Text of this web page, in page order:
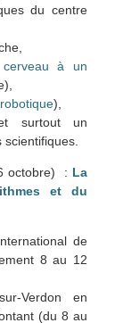
du centre
à un
),
surtout un
scientifiques.
octobre) : La
et du
de
8 au 12
Verdon en
(du 8 au